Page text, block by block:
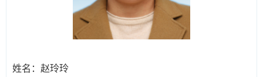
姓名： 赵玲玲